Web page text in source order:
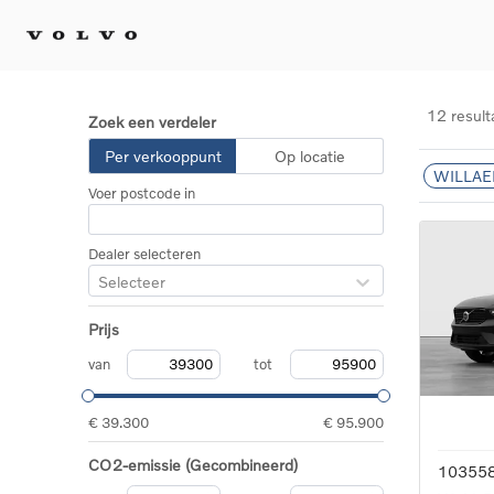
Stel
Fleet
Plug-
Zoek een verdeler
Per verkooppunt
Op locatie
Voer postcode in
Dealer selecteren
Selecteer
Prijs
van tot
€ 39.300 € 95.900
CO2-emissie (Gecombineerd)
12